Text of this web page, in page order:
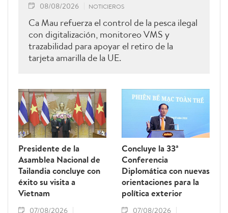
08/08/2026 NOTICIEROS
Ca Mau refuerza el control de la pesca ilegal
con digitalización, monitoreo VMS y
trazabilidad para apoyar el retiro de la
tarjeta amarilla de la UE.
Presidente de la
Asamblea Nacional de
Tailandia concluye con
éxito su visita a
Vietnam
07/08/2026
Concluye la 33ª
Conferencia
Diplomática con nuevas
orientaciones para la
política exterior
07/08/2026